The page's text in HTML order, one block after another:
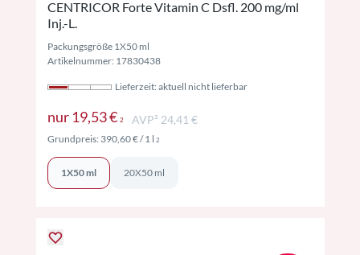
CENTRICOR Forte Vitamin C Dsfl. 200 mg/ml
Inj.-L.
Packungsgröße 1X50 ml
Artikelnummer: 17830438
Lieferzeit: aktuell nicht lieferbar
nur 19,53 € 2Preise inkl. MwSt. ggf. zzgl. Versand
AVP² 24,41 €
Grundpreis: 390,60 €/ 1 l 2Preise inkl. MwSt. ggf. zzgl. Versand
1X50 ml 20X50 ml